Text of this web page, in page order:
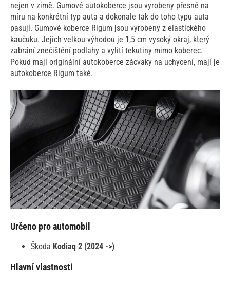
nejen v zimě. Gumové autokoberce jsou vyrobeny přesně na
míru na konkrétní typ auta a dokonale tak do toho typu auta
pasují. Gumové koberce Rigum jsou vyrobeny z elastického
kaučuku. Jejich velkou výhodou je 1,5 cm vysoký okraj, který
zabrání znečištění podlahy a vylití tekutiny mimo koberec.
Pokud mají originální autokoberce zácvaky na uchycení, mají je
autokoberce Rigum také.
Určeno pro automobil
Škoda Kodiaq 2 (2024 ->)
Hlavní vlastnosti